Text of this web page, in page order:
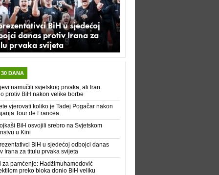
BiH u sjedećoj
danas protiv Irana za
prvaka svijeta
30 DANA
namučili svjetskog prvaka, ali Iran
protiv BiH nakon velike borbe
vjerovati koliko je Tadej Pogačar nakon
Tour de Francea
BiH osvojili srebro na Svjetskom
u Kini
BiH u sjedećoj odbojci danas
Irana za titulu prvaka svijeta
za pamćenje: Hadžimuhamedović
preko bloka donio BiH veliku